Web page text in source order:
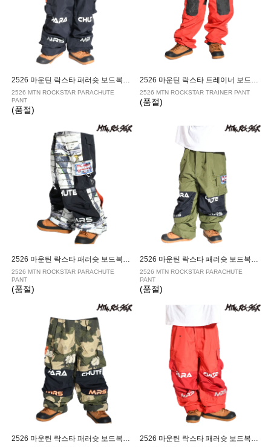
2526 마운틴 락스타 패러슛 보드복 팬츠 ANTHRACITE
2526 MTN ROCKSTAR PARACHUTE
PANT
(품절)
2526 마운틴 락스타 트레이너 보드복 팬츠 FIERY
2526 MTN ROCKSTAR TRAINER PANT
(품절)
2526 마운틴 락스타 패러슛 보드복 팬츠 BLOCK
2526 MTN ROCKSTAR PARACHUTE
PANT
(품절)
2526 마운틴 락스타 패러슛 보드복 팬츠 CHIVE
2526 MTN ROCKSTAR PARACHUTE
PANT
(품절)
2526 마운틴 락스타 패러슛 보드복 팬츠 CLOUD CAMO 2526 마운틴 락스타 패러슛 보드복 팬츠 FIERY